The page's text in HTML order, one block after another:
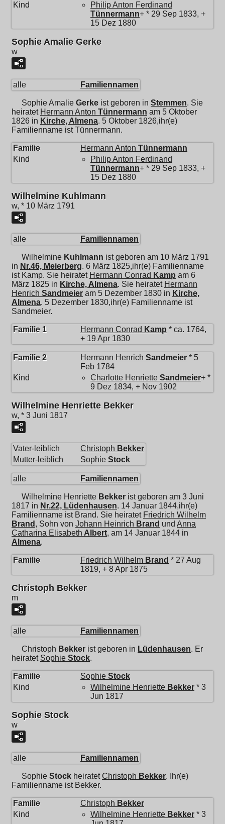
Kind
Philip Anton Ferdinand
Tünnermann+ * 29 Sep 1833, +
15 Dez 1880
Sophie Amalie Gerke
w
alle Familiennamen
Sophie Amalie Gerke ist geboren in Stemmen. Sie
heiratet Hermann Anton Tünnermann am 5 Oktober
1826 in Kirche, Almena. 5 Oktober 1826,ihr(e)
Familienname ist Tünnermann.
Familie Hermann Anton Tünnermann
Kind
Philip Anton Ferdinand
Tünnermann+ * 29 Sep 1833, +
15 Dez 1880
Wilhelmine Kuhlmann
w, * 10 März 1791
alle Familiennamen
Wilhelmine Kuhlmann ist geboren am 10 März 1791
in Nr.46, Meierberg. 6 März 1825,ihr(e) Familienname
ist Kamp. Sie heiratet Hermann Conrad Kamp am 6
März 1825 in Kirche, Almena. Sie heiratet Hermann
Henrich Sandmeier am 5 Dezember 1830 in Kirche,
Almena. 5 Dezember 1830,ihr(e) Familienname ist
Sandmeier.
Familie 1 Hermann Conrad Kamp * ca. 1764,
+ 19 Apr 1830
Familie 2 Hermann Henrich Sandmeier * 5
Feb 1784
Kind
Charlotte Henriette Sandmeier+ *
9 Dez 1834, + Nov 1902
Wilhelmine Henriette Bekker
w, * 3 Juni 1817
Vater-leiblich Christoph Bekker
Mutter-leiblich
Sophie Stock
alle Familiennamen
Wilhelmine Henriette Bekker ist geboren am 3 Juni
1817 in Nr.22, Lüdenhausen. 14 Januar 1844,ihr(e)
Familienname ist Brand. Sie heiratet Friedrich Wilhelm
Brand , Sohn von Johann Heinrich Brand und Anna
Catharina Elisabeth Albert, am 14 Januar 1844 in
Almena.
Familie Friedrich Wilhelm Brand * 27 Aug
1819, + 8 Apr 1875
Christoph Bekker
m
alle Familiennamen
Christoph Bekker ist geboren in Lüdenhausen. Er
heiratet Sophie Stock.
Familie Sophie Stock
Kind
Wilhelmine Henriette Bekker * 3
Jun 1817
Sophie Stock
w
alle Familiennamen
Sophie Stock heiratetChristoph Bekker. Ihr(e)
Familienname ist Bekker.
Familie Christoph Bekker
Kind
Wilhelmine Henriette Bekker * 3